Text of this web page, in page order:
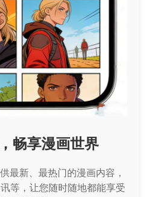
畅享漫画世界
最新、最热门的漫画内容，
等，让您随时随地都能享受